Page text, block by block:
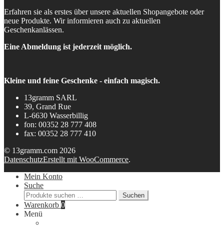
Erfahren sie als erstes über unsere aktuellen Shopangebote oder
neue Produkte. Wir informieren auch zu aktuellen
Geschenkanlässen.
Eine Abmeldung ist jederzeit möglich.
Kleine und feine Geschenke - einfach magisch.
13gramm SARL
39, Grand Rue
L-6630 Wasserbillig
fon: 00352 28 777 408
fax: 00352 28 777 410
© 13gramm.com 2026
DatenschutzErstellt mit WooCommerce.
Mein Konto
Suche
Suchen
nach:
Suchen
Warenkorb 0
Menü